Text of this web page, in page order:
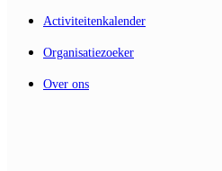
Activiteitenkalender
Organisatiezoeker
Over ons